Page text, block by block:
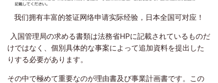
我们拥有丰富的签证网络申请实际经验，日本全国可对应！
入国管理局の求める書類は法務省HPに記載されているものだ
けではなく、個別具体的な事案によって追加資料を提出した
りする必要があります。
その中で極めて重要なのが理由書及び事業計画書です。この